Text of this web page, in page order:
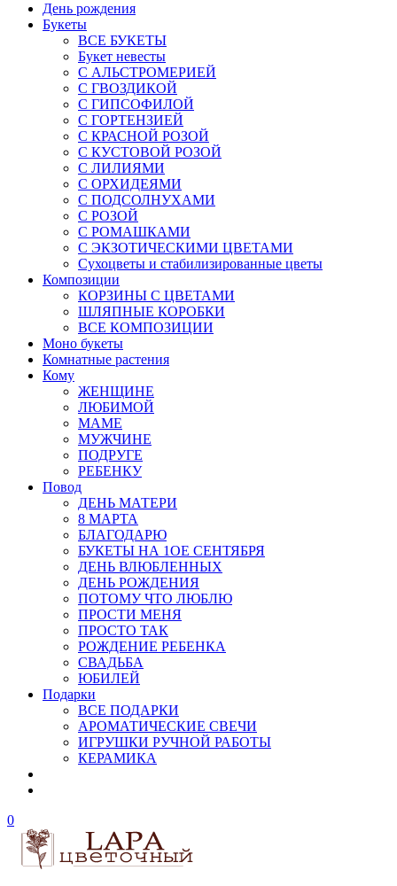
День рождения
Букеты
ВСЕ БУКЕТЫ
Букет невесты
С АЛЬСТРОМЕРИЕЙ
С ГВОЗДИКОЙ
С ГИПСОФИЛОЙ
С ГОРТЕНЗИЕЙ
С КРАСНОЙ РОЗОЙ
С КУСТОВОЙ РОЗОЙ
С ЛИЛИЯМИ
С ОРХИДЕЯМИ
С ПОДСОЛНУХАМИ
С РОЗОЙ
С РОМАШКАМИ
С ЭКЗОТИЧЕСКИМИ ЦВЕТАМИ
Сухоцветы и стабилизированные цветы
Композиции
КОРЗИНЫ С ЦВЕТАМИ
ШЛЯПНЫЕ КОРОБКИ
ВСЕ КОМПОЗИЦИИ
Моно букеты
Комнатные растения
Кому
ЖЕНЩИНЕ
ЛЮБИМОЙ
МАМЕ
МУЖЧИНЕ
ПОДРУГЕ
РЕБЕНКУ
Повод
ДЕНЬ МАТЕРИ
8 МАРТА
БЛАГОДАРЮ
БУКЕТЫ НА 1ОЕ СЕНТЯБРЯ
ДЕНЬ ВЛЮБЛЕННЫХ
ДЕНЬ РОЖДЕНИЯ
ПОТОМУ ЧТО ЛЮБЛЮ
ПРОСТИ МЕНЯ
ПРОСТО ТАК
РОЖДЕНИЕ РЕБЕНКА
СВАДЬБА
ЮБИЛЕЙ
Подарки
ВСЕ ПОДАРКИ
АРОМАТИЧЕСКИЕ СВЕЧИ
ИГРУШКИ РУЧНОЙ РАБОТЫ
КЕРАМИКА
0